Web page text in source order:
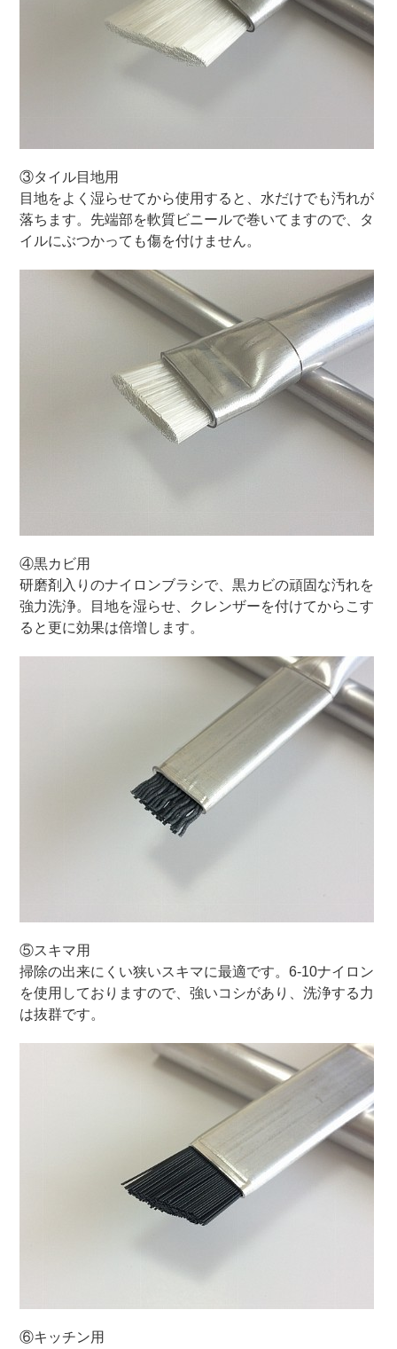
③タイル目地用
目地をよく湿らせてから使用すると、水だけでも汚れが
落ちます。先端部を軟質ビニールで巻いてますので、タ
イルにぶつかっても傷を付けません。
④黒カビ用
研磨剤入りのナイロンブラシで、黒カビの頑固な汚れを
強力洗浄。目地を湿らせ、クレンザーを付けてからこす
ると更に効果は倍増します。
⑤スキマ用
掃除の出来にくい狭いスキマに最適です。6-10ナイロン
を使用しておりますので、強いコシがあり、洗浄する力
は抜群です。
⑥キッチン用